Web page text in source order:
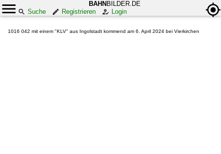
BAHN BILDER.DE
Suche
Registrieren Login
1016 042 mit einem "KLV" aus Ingolstadt kommend am 6. April 2024 bei Vierkirchen